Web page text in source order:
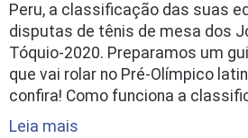
Peru, a classificação das suas
disputas de tênis de mesa dos
Tóquio-2020. Preparamos um
que vai rolar no Pré-Olímpico
confira! Como funciona a
Leia mais